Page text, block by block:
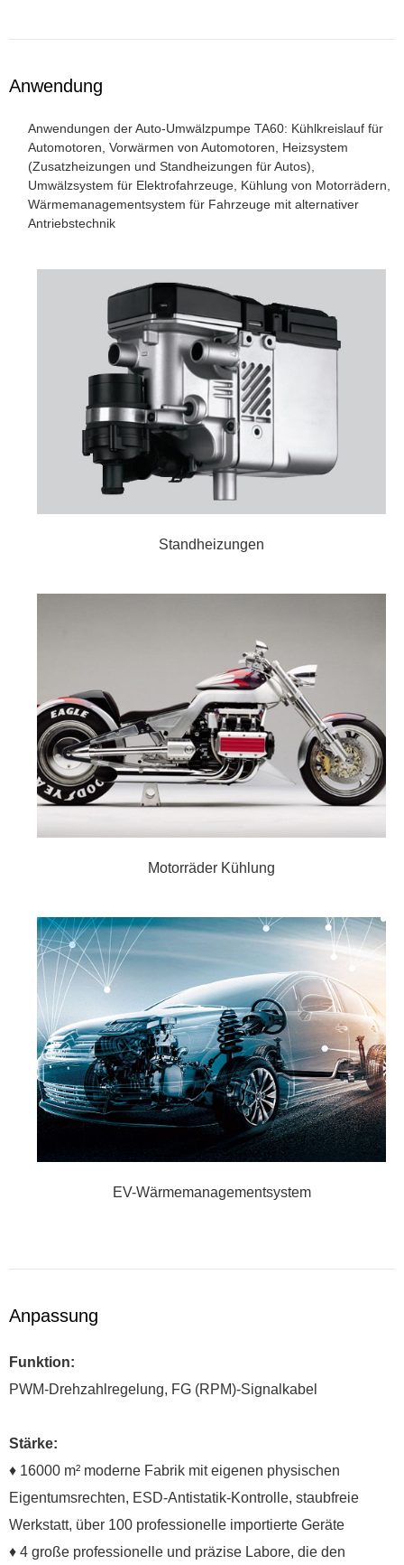
Anwendung
Anwendungen der Auto-Umwälzpumpe TA60: Kühlkreislauf für
Automotoren, Vorwärmen von Automotoren, Heizsystem
(Zusatzheizungen und Standheizungen für Autos),
Umwälzsystem für Elektrofahrzeuge, Kühlung von Motorrädern,
Wärmemanagementsystem für Fahrzeuge mit alternativer
Antriebstechnik
Standheizungen
Motorräder Kühlung
EV-Wärmemanagementsystem
Anpassung
Funktion:
PWM-Drehzahlregelung, FG (RPM)-Signalkabel
Stärke:
♦ 16000 m² moderne Fabrik mit eigenen physischen
Eigentumsrechten, ESD-Antistatik-Kontrolle, staubfreie
Werkstatt, über 100 professionelle importierte Geräte
♦ 4 große professionelle und präzise Labore, die den